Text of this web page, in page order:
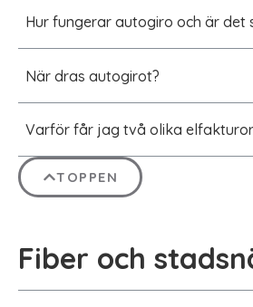
Hur fungerar autogiro och är det
När dras autogirot?
Varför får jag två olika
TOPPEN
Fiber och